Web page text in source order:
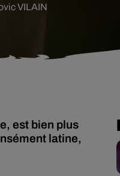
VILAIN
est bien plus
latine,